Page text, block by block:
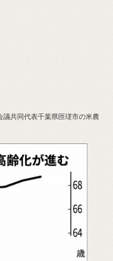
共同代表千葉県匝瑳市の米農